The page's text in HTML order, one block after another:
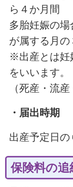
ら４か月間
多胎妊娠の場
が属する月の
※出産とは妊
をいいます。
（死産・流
・届出時期
出産予定日の
保険料の追